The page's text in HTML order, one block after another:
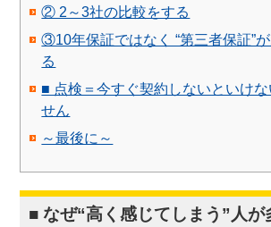
② 2～3社の比較をする
③10年保証ではなく “第三者保証”
る
■ 点検＝今すぐ契約しないといけな
せん
～最後に～
■ なぜ“高く感じてしまう”人が